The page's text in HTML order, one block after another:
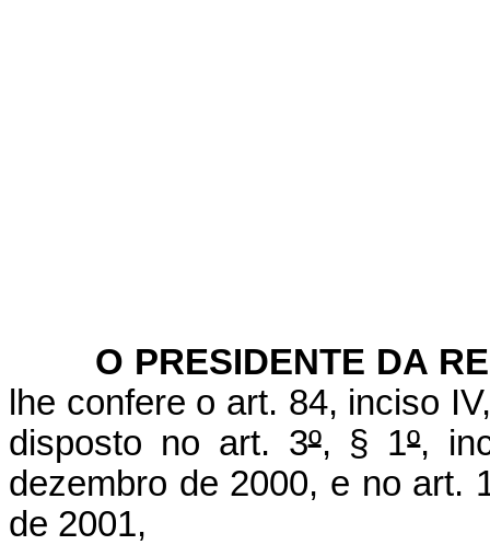
O PRESIDENTE DA
lhe confere o art. 84, inciso
disposto no art. 3º, § 1º,
dezembro de 2000, e no art.
de 2001,